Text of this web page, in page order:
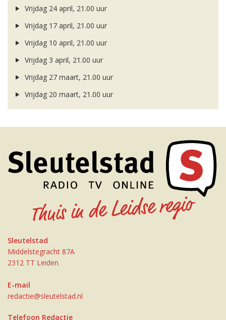
Vrijdag 24 april, 21.00 uur
Vrijdag 17 april, 21.00 uur
Vrijdag 10 april, 21.00 uur
Vrijdag 3 april, 21.00 uur
Vrijdag 27 maart, 21.00 uur
Vrijdag 20 maart, 21.00 uur
Sleutelstad
Middelstegracht 87A
2312 TT Leiden
E-mail
redactie@sleutelstad.nl
Telefoon Redactie